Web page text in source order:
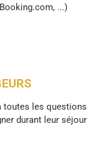
...)
toutes les questions
durant leur séjour